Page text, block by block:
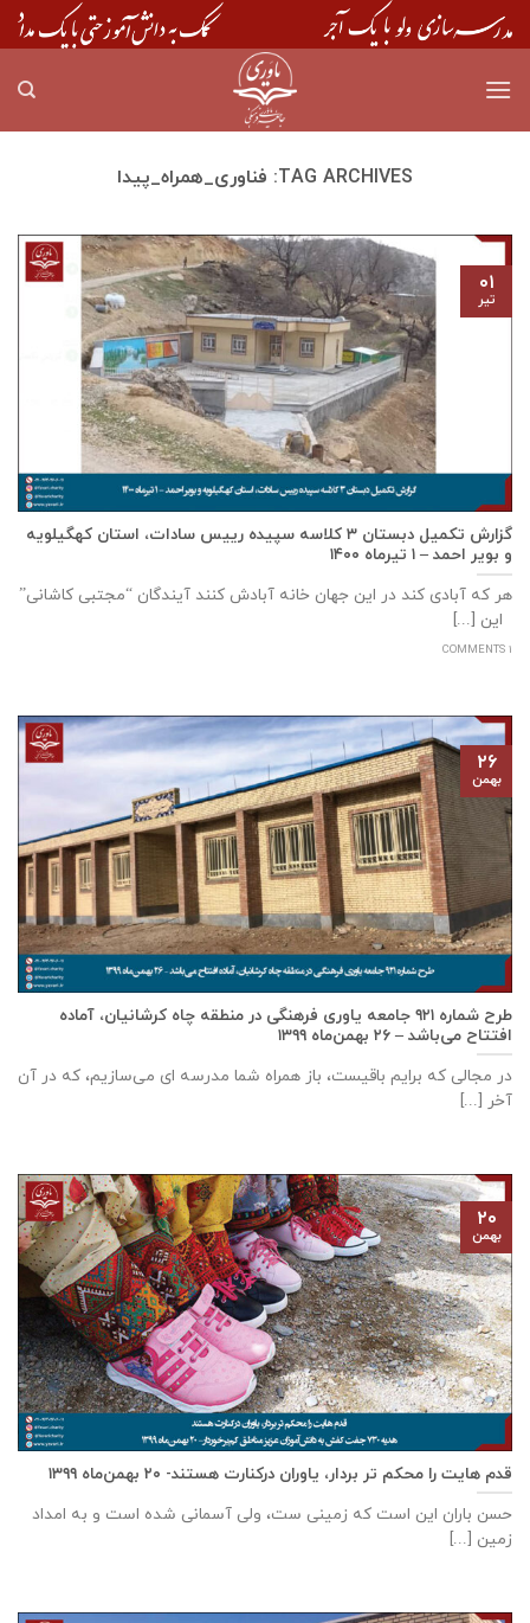
Skip
to
TAG ARCHIVES: فناوری_همراه_پیدا
گزارش تکمیل دبستان ۳ کلاسه سپيده رييس سادات، استان كهگيلويه
و بوير احمد – ۱ تیرماه ۱۴۰۰
هر که آبادی کند در این جهان خانه آبادش کنند آیندگان “مجتبی کاشانی”
این [...]
1 COMMENTS
۰۱
تیر
طرح شماره ۹۲۱ جامعه ياوری فرهنگی در منطقه چاه کرشانیان، آماده
افتتاح می‌باشد – ۲۶ بهمن‌ماه ۱۳۹۹
در مجالی که برایم باقیست، باز همراه شما مدرسه ای می‌سازیم، که در آن
آخر [...]
۲۶
بهمن
قدم هایت را محکم تر بردار، یاوران درکنارت هستند- ۲۰ بهمن‌ماه ۱۳۹۹
حسن باران این است که زمینی ست، ولی آسمانی شده است و به امداد
زمین [...]
۲۰
بهمن